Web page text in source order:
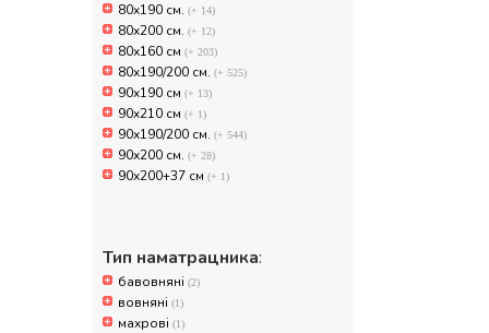
80x190 см. (+ 14)
80x200 см. (+ 12)
80х160 см (+ 203)
80х190/200 см. (+ 525)
90x190 см (+ 13)
90x210 см (+ 1)
90х190/200 см. (+ 544)
90х200 см. (+ 28)
90х200+37 см (+ 1)
Тип наматрацника:
бавовняні (2)
вовняні (1)
махрові (1)